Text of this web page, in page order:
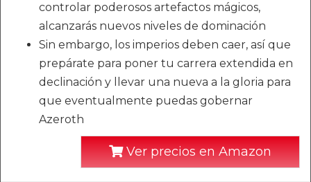
controlar poderosos artefactos mágicos,
alcanzarás nuevos niveles de dominación
Sin embargo, los imperios deben caer, así que
prepárate para poner tu carrera extendida en
declinación y llevar una nueva a la gloria para
que eventualmente puedas gobernar
Azeroth
Ver precios en Amazon